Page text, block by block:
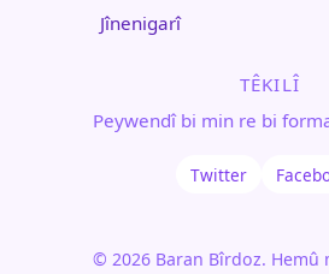
Jînenigarî
TÊKILÎ
Peywendî bi min re bi
Twitter
© 2026 Baran Bîrdoz. Hemû